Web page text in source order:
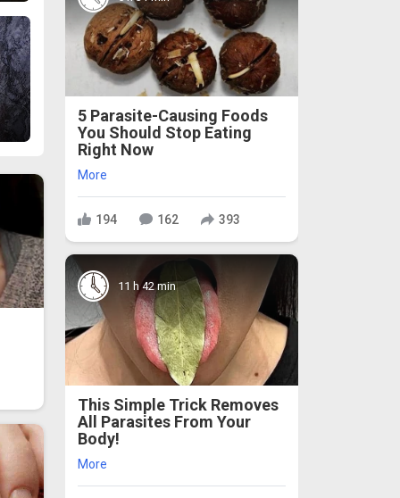
5 Parasite-Causing Foods
You Should Stop Eating
Right Now
More
194 162 393
11 h 42 min
This Simple Trick Removes
All Parasites From Your
Body!
More